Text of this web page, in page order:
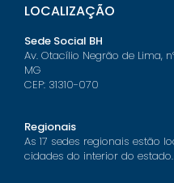
LOCALIZAÇÃO
Sede Social BH
Av. Otacílio Negrão de Lima,
MG
CEP: 31310-070
Regionais
As 17 sedes regionais estão
cidades do interior do estado.